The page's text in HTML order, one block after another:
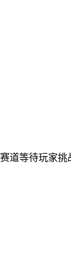
道等待玩家